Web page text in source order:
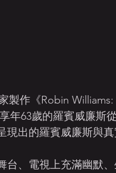
製作《Robin
年63歲的羅賓威廉斯
出的羅賓威廉斯與真
台、電視上充滿幽默